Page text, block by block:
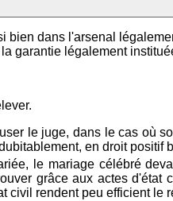
dans l'arsenal
garantie légalement
le juge, dans le cas où
en droit
le mariage célébré
grâce aux actes
civil rendent peu efficient le